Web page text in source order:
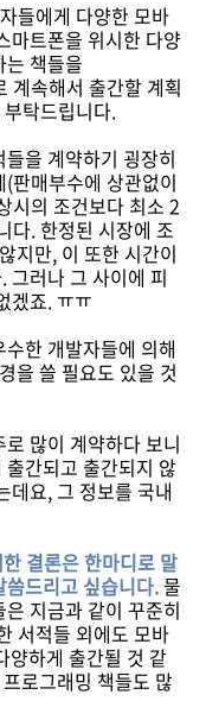
들에게 다양한 모바
마트폰을 위시한 다양
는 책들을
계속해서 출간할 계획
탁드립니다.
을 계약하기 굉장히
판매부수에 상관없이
시의 조건보다 최소 2
다. 한정된 시장에 조
지만, 이 또한 시간이
그러나 그 사이에 피
겠죠. ㅠㅠ
한 개발자들에 의해
을 쓸 필요도 있을 것
많이 계약하다 보니
간되고 출간되지 않
데요, 그 정보를 국내
결론은 한마디로 말
드리고 싶습니다.물
지금과 같이 꾸준히
서적들 외에도 모바
양하게 출간될 것 같
로그래밍 책들도 많